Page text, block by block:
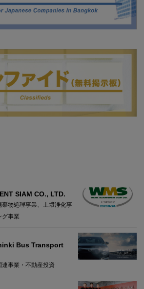
SIAM CO., LTD.
物処理事業、土壌浄化事
グ事業
Bus Transport
連事業・不動産投資